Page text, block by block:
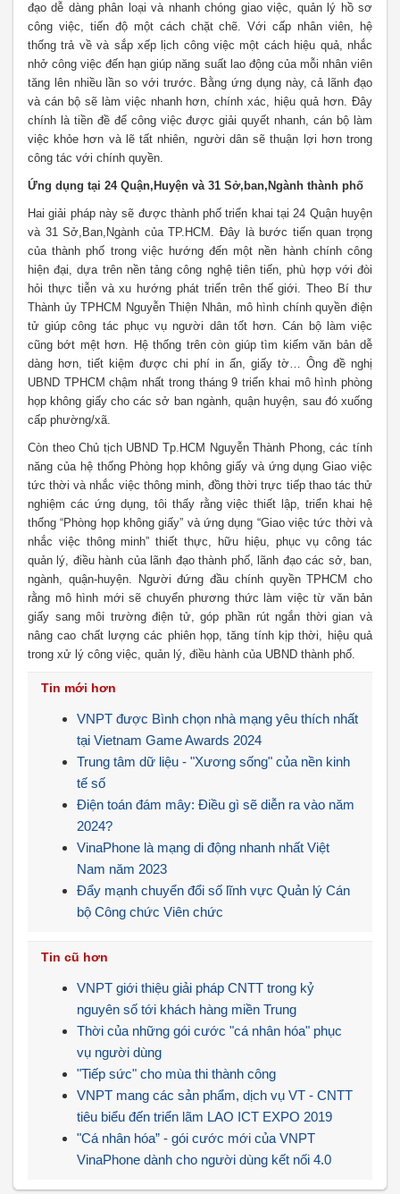
đạo dễ dàng phân loại và nhanh chóng giao việc, quản lý hồ sơ
công việc, tiến độ một cách chặt chẽ. Với cấp nhân viên, hệ
thống trả về và sắp xếp lịch công việc một cách hiệu quả, nhắc
nhở công việc đến hạn giúp năng suất lao động của mỗi nhân viên
tăng lên nhiều lần so với trước. Bằng ứng dụng này, cả lãnh đạo
và cán bộ sẽ làm việc nhanh hơn, chính xác, hiệu quả hơn. Đây
chính là tiền đề để công việc được giải quyết nhanh, cán bộ làm
việc khỏe hơn và lẽ tất nhiên, người dân sẽ thuận lợi hơn trong
công tác với chính quyền.
Ứng dụng tại 24 Quận,Huyện và 31 Sở,ban,Ngành thành phố
Hai giải pháp này sẽ được thành phố triển khai tại 24 Quận huyện
và 31 Sở,Ban,Ngành của TP.HCM. Đây là bước tiến quan trọng
của thành phố trong việc hướng đến một nền hành chính công
hiện đại, dựa trên nền tảng công nghệ tiên tiến, phù hợp với đòi
hỏi thực tiễn và xu hướng phát triển trên thế giới. Theo Bí thư
Thành ủy TPHCM Nguyễn Thiện Nhân, mô hình chính quyền điện
tử giúp công tác phục vụ người dân tốt hơn. Cán bộ làm việc
cũng bớt mệt hơn. Hệ thống trên còn giúp tìm kiếm văn bản dễ
dàng hơn, tiết kiệm được chi phí in ấn, giấy tờ… Ông đề nghị
UBND TPHCM chậm nhất trong tháng 9 triển khai mô hình phòng
họp không giấy cho các sở ban ngành, quận huyện, sau đó xuống
cấp phường/xã.
Còn theo Chủ tịch UBND Tp.HCM Nguyễn Thành Phong, các tính
năng của hệ thống Phòng họp không giấy và ứng dụng Giao việc
tức thời và nhắc việc thông minh, đồng thời trực tiếp thao tác thử
nghiệm các ứng dụng, tôi thấy rằng việc thiết lập, triển khai hệ
thống “Phòng họp không giấy” và ứng dụng “Giao việc tức thời và
nhắc việc thông minh” thiết thực, hữu hiệu, phục vụ công tác
quản lý, điều hành của lãnh đạo thành phố, lãnh đạo các sở, ban,
ngành, quận-huyện. Người đứng đầu chính quyền TPHCM cho
rằng mô hình mới sẽ chuyển phương thức làm việc từ văn bản
giấy sang môi trường điện tử, góp phần rút ngắn thời gian và
nâng cao chất lượng các phiên họp, tăng tính kịp thời, hiệu quả
trong xử lý công việc, quản lý, điều hành của UBND thành phố.
Tin mới hơn
VNPT được Bình chọn nhà mạng yêu thích nhất
tại Vietnam Game Awards 2024
Trung tâm dữ liệu - "Xương sống" của nền kinh
tế số
Điện toán đám mây: Điều gì sẽ diễn ra vào năm
2024?
VinaPhone là mạng di động nhanh nhất Việt
Nam năm 2023
Đẩy mạnh chuyển đổi số lĩnh vực Quản lý Cán
bộ Công chức Viên chức
Tin cũ hơn
VNPT giới thiệu giải pháp CNTT trong kỷ
nguyên số tới khách hàng miền Trung
Thời của những gói cước "cá nhân hóa" phục
vụ người dùng
"Tiếp sức" cho mùa thi thành công
VNPT mang các sản phẩm, dịch vụ VT - CNTT
tiêu biểu đến triển lãm LAO ICT EXPO 2019
"Cá nhân hóa” - gói cước mới của VNPT
VinaPhone dành cho người dùng kết nối 4.0